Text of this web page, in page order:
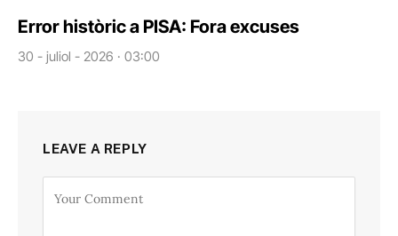
Error històric a PISA: Fora excuses
30 - juliol - 2026 · 03:00
LEAVE A REPLY